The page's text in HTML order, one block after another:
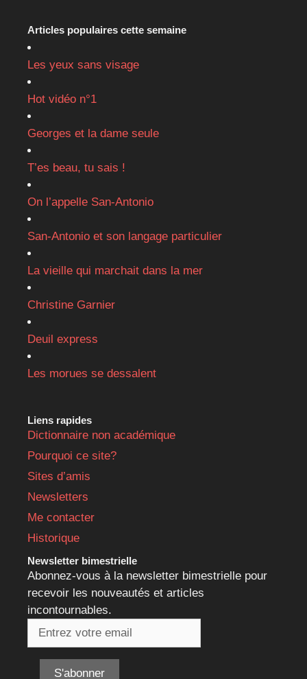
Articles populaires cette semaine
Les yeux sans visage
Hot vidéo n°1
Georges et la dame seule
T’es beau, tu sais !
On l’appelle San-Antonio
San-Antonio et son langage particulier
La vieille qui marchait dans la mer
Christine Garnier
Deuil express
Les morues se dessalent
Liens rapides
Dictionnaire non académique
Pourquoi ce site?
Sites d’amis
Newsletters
Me contacter
Historique
Newsletter bimestrielle
Abonnez-vous à la newsletter bimestrielle pour
recevoir les nouveautés et articles
incontournables.